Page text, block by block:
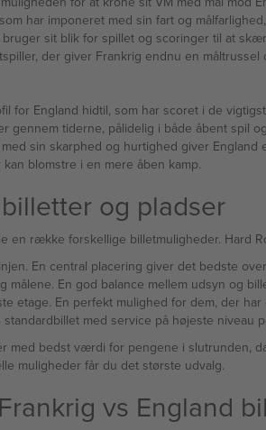
har imponeret med sin fart og
sit blik for spillet og scoringer til at
der giver Frankrig endnu en
for England hidtil, som har scoret i de
gennem tiderne, pålidelig i både åbent spil
sin skarphed og hurtighed giver England
blomstre i en mere åben kamp.
og pladser
en række forskellige billetmuligheder. Hard
En central placering giver det bedste
En god balance mellem udsyn og
etage. En perfekt mulighed for dem, der
med service på højeste niveau
bedst værdi for pengene i slutrunden,
muligheder får du det største udvalg.
vs England